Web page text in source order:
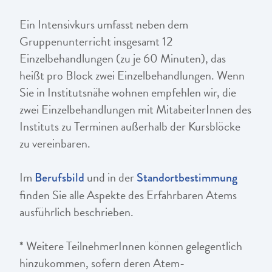
Ein Intensivkurs umfasst neben dem
Gruppenunterricht insgesamt 12
Einzelbehandlungen (zu je 60 Minuten), das
heißt pro Block zwei Einzelbehandlungen. Wenn
Sie in Institutsnähe wohnen empfehlen wir, die
zwei Einzelbehandlungen mit MitabeiterInnen des
Instituts zu Terminen außerhalb der Kursblöcke
zu vereinbaren.
Im Berufsbild und in derStandortbestimmung
finden Sie alle Aspekte des Erfahrbaren Atems
ausführlich beschrieben.
* Weitere TeilnehmerInnen können gelegentlich
hinzukommen, sofern deren Atem-